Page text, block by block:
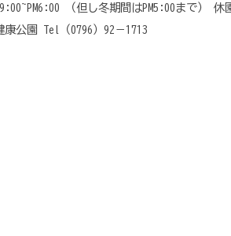
（但し冬期間はPM5:00まで）
公園 Tel（0796）92－1713